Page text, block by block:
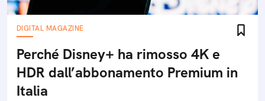
DIGITAL MAGAZINE
Perché Disney+ ha rimosso 4K e
HDR dall’abbonamento Premium in
Italia